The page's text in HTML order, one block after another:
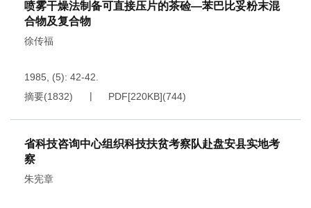
喷雾干燥法制备可直接压片的茶硷—苯巴比妥粉末混
合物及复合物
徐传福
1985, (5): 42-42.
摘要(1832) PDF[220KB](744)
省科技咨询中心组织科技扶贫考察队赴盘安县实地考
察
朱宪章